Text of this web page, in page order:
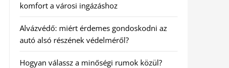
komfort a városi ingázáshoz
Alvázvédő: miért érdemes gondoskodni az
autó alsó részének védelméről?
Hogyan válassz a minőségi rumok közül?